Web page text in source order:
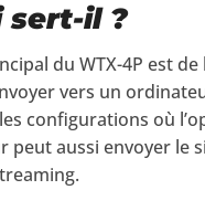
sert-il ?
du WTX-4P est
vers un
configurations où
peut aussi envoyer le